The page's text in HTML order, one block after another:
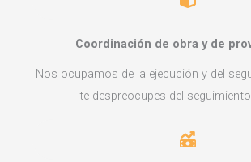
Coordinación de obra y de
Nos ocupamos de la ejecución y del
te despreocupes del